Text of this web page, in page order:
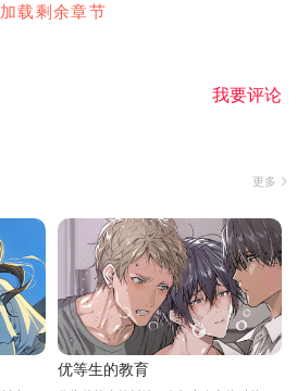
加载剩余章节
我要评论
更多
优等生的教育